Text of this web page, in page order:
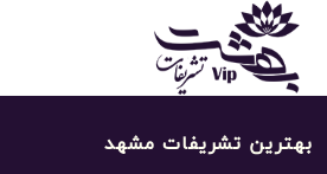
بهترین تشریفات مشهد